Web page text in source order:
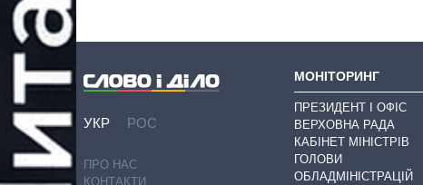
УКР РОС
ПРО НАС
КОНТАКТИ
МОНІТОРИНГ
ПРЕЗИДЕНТ І ОФІС
ВЕРХОВНА РАДА
КАБІНЕТ МІНІСТРІВ
ГОЛОВИ
ОБЛАДМІНІСТРАЦІЙ